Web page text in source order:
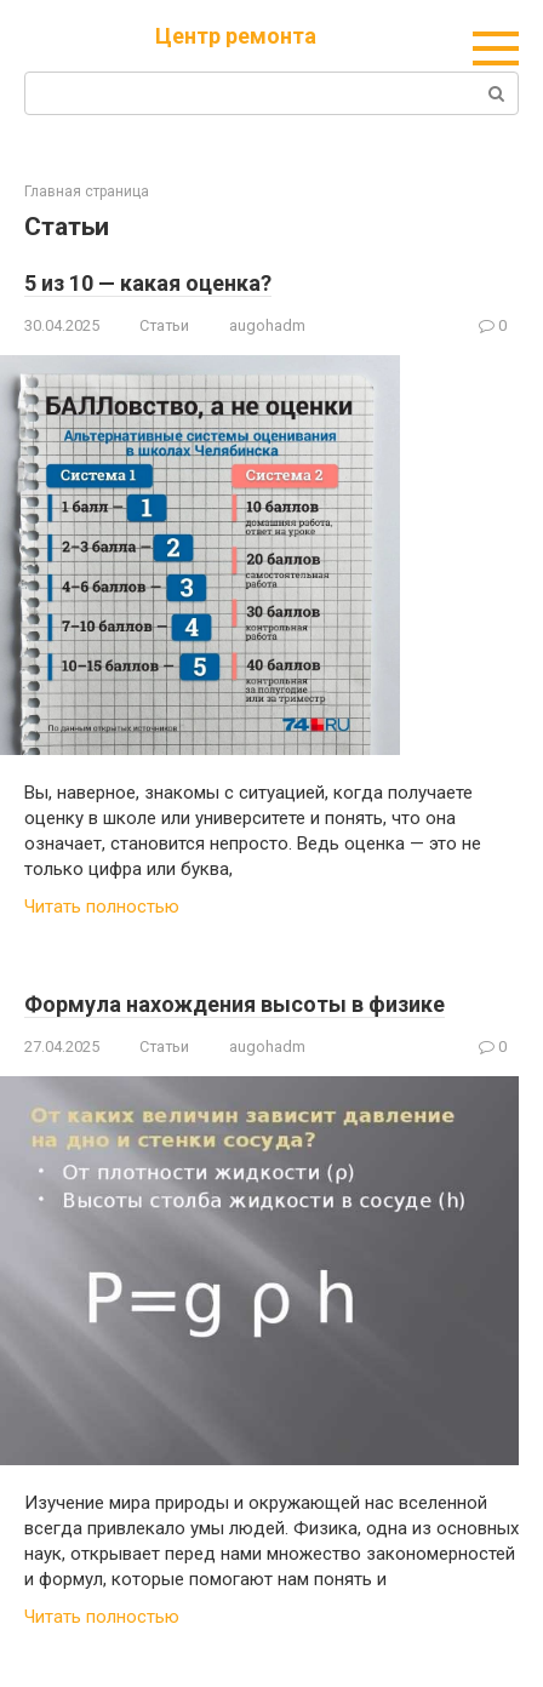
Центр ремонта
Поиск:
Главная страница
Статьи
5 из 10 — какая оценка?
30.04.2025 Статьи augohadm 0
Вы, наверное, знакомы с ситуацией, когда получаете
оценку в школе или университете и понять, что она
означает, становится непросто. Ведь оценка — это не
только цифра или буква,
Читать полностью
Формула нахождения высоты в физике
27.04.2025 Статьи augohadm 0
Изучение мира природы и окружающей нас вселенной
всегда привлекало умы людей. Физика, одна из основных
наук, открывает перед нами множество закономерностей
и формул, которые помогают нам понять и
Читать полностью